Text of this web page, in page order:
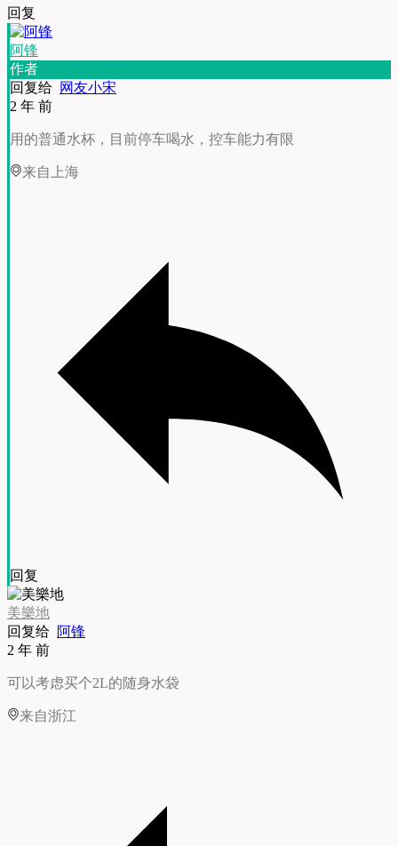
回复
阿锋
作者
回复给 网友小宋
2 年 前
用的普通水杯，目前停车喝水，控车能力有限
来自上海
回复
美樂地
回复给 阿锋
2 年 前
可以考虑买个2L的随身水袋
来自浙江